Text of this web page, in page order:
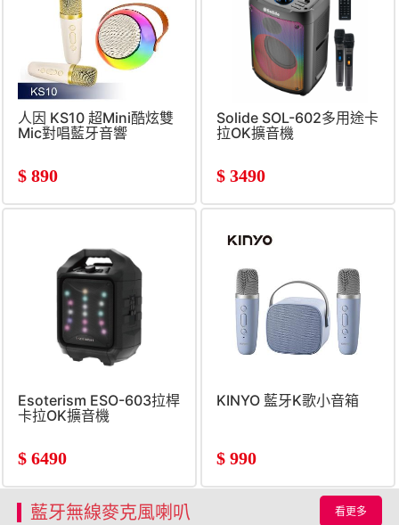
人因 KS10 超Mini酷炫雙
Mic對唱藍牙音響
$ 890
Solide SOL-602多用途卡
拉OK擴音機
$ 3490
Esoterism ESO-603拉桿
卡拉OK擴音機
$ 6490
KINYO 藍牙K歌小音箱
$ 990
藍牙無線麥克風喇叭 看更多